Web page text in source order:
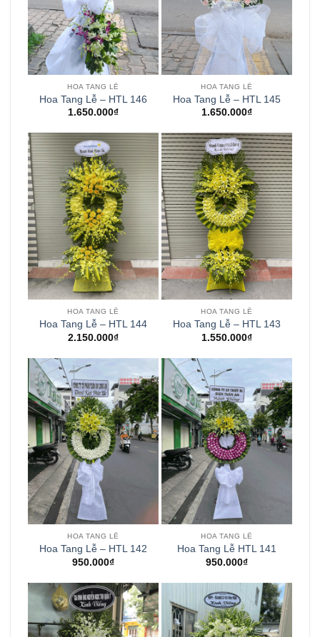
HOA TANG LỄ
Hoa Tang Lễ – HTL 146
1.650.000₫
HOA TANG LỄ
Hoa Tang Lễ – HTL 145
1.650.000₫
HOA TANG LỄ
Hoa Tang Lễ – HTL 144
2.150.000₫
HOA TANG LỄ
Hoa Tang Lễ – HTL 143
1.550.000₫
HOA TANG LỄ
Hoa Tang Lễ – HTL 142
950.000₫
HOA TANG LỄ
Hoa Tang Lễ HTL 141
950.000₫